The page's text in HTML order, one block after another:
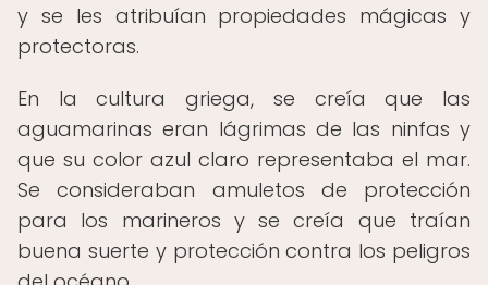
y se les atribuían propiedades mágicas y
protectoras.
En la cultura griega, se creía que las
aguamarinas eran lágrimas de las ninfas y
que su color azul claro representaba el mar.
Se consideraban amuletos de protección
para los marineros y se creía que traían
buena suerte y protección contra los peligros